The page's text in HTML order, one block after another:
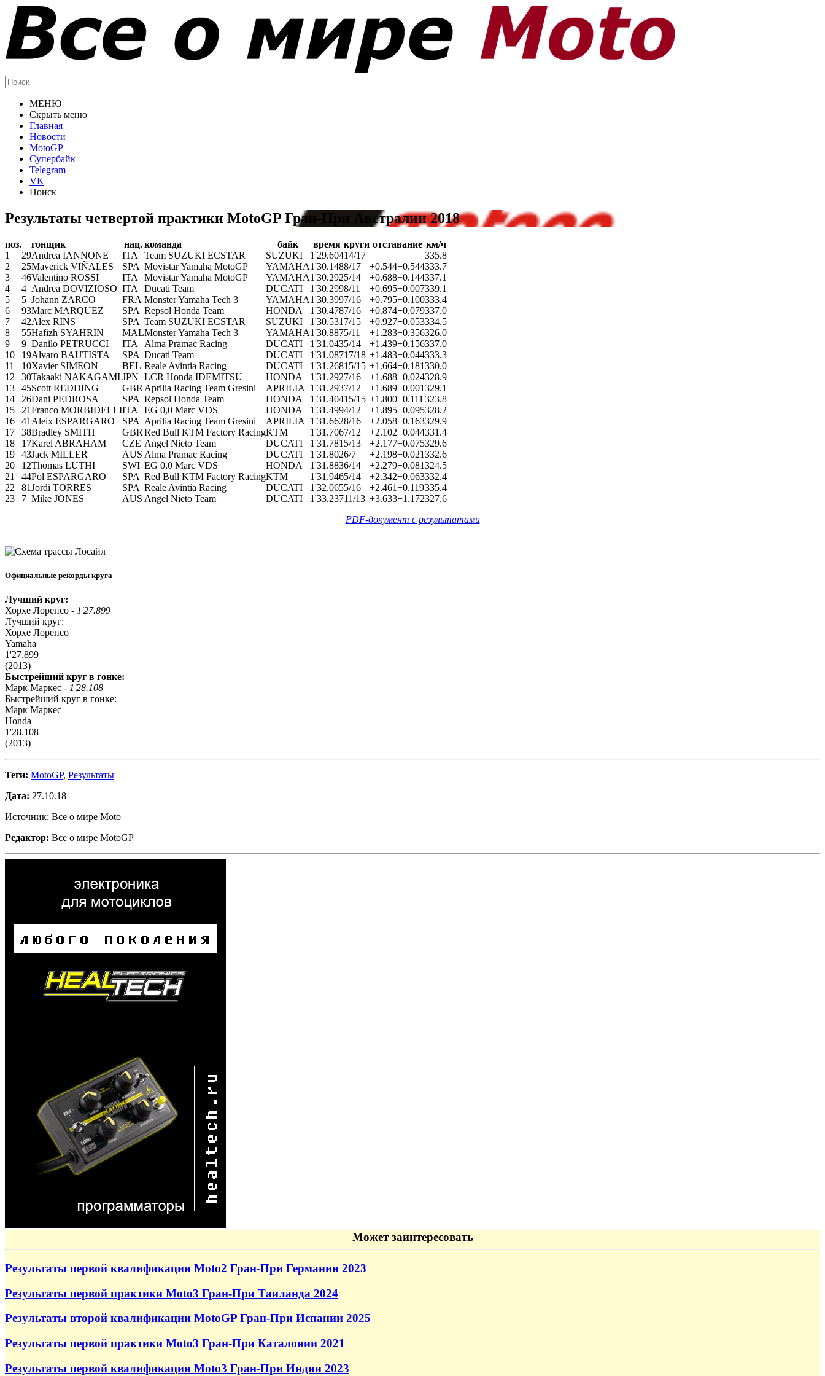
МЕНЮ
Скрыть меню
Главная
Новости
MotoGP
Супербайк
Telegram
VK
Поиск
Результаты четвертой практики MotoGP Гран-При Австралии 2018
поз. гонщик нац.команда байк время круги отставание км/ч
1
29Andrea IANNONE ITA Team SUZUKI ECSTAR SUZUKI 1'29.60414/17
335.8
2
25Maverick VIÑALES SPA Movistar Yamaha MotoGP YAMAHA1'30.1488/17 +0.544+0.544333.7
3
46Valentino ROSSI ITA Movistar Yamaha MotoGP YAMAHA1'30.2925/14 +0.688+0.144337.1
4
4 Andrea DOVIZIOSO ITA Ducati Team DUCATI 1'30.2998/11 +0.695+0.007339.1
5
5 Johann ZARCO FRA Monster Yamaha Tech 3 YAMAHA1'30.3997/16 +0.795+0.100333.4
6
93Marc MARQUEZ SPA Repsol Honda Team HONDA 1'30.4787/16 +0.874+0.079337.0
7
42Alex RINS SPA Team SUZUKI ECSTAR SUZUKI 1'30.531 7/15 +0.927+0.053334.5
8
55Hafizh SYAHRIN MALMonster Yamaha Tech 3 YAMAHA1'30.8875/11 +1.283+0.356326.0
9
9 Danilo PETRUCCI ITA Alma Pramac Racing DUCATI 1'31.0435/14 +1.439+0.156337.0
10
19Alvaro BAUTISTA SPA Ducati Team DUCATI 1'31.08717/18 +1.483+0.044333.3
11
10Xavier SIMEON BEL Reale Avintia Racing DUCATI 1'31.26815/15 +1.664+0.181330.0
12
30Takaaki NAKAGAMIJPN LCR Honda IDEMITSU HONDA 1'31.2927/16 +1.688+0.024328.9
13
45Scott REDDING GBR Aprilia Racing Team Gresini APRILIA 1'31.2937/12 +1.689+0.001329.1
14
26Dani PEDROSA SPA Repsol Honda Team HONDA 1'31.40415/15 +1.800+0.111 323.8
15
21Franco MORBIDELLIITA EG 0,0 Marc VDS HONDA 1'31.4994/12 +1.895+0.095328.2
16
41 Aleix ESPARGARO SPA Aprilia Racing Team Gresini APRILIA 1'31.6628/16 +2.058+0.163329.9
17
38Bradley SMITH GBR Red Bull KTM Factory RacingKTM 1'31.7067/12 +2.102+0.044331.4
18
17Karel ABRAHAM CZE Angel Nieto Team DUCATI 1'31.781 5/13 +2.177+0.075329.6
19
43Jack MILLER AUS Alma Pramac Racing DUCATI 1'31.8026/7 +2.198+0.021332.6
20
12Thomas LUTHI SWI EG 0,0 Marc VDS HONDA 1'31.8836/14 +2.279+0.081324.5
21
44Pol ESPARGARO SPA Red Bull KTM Factory RacingKTM 1'31.9465/14 +2.342+0.063332.4
22
81Jordi TORRES SPA Reale Avintia Racing DUCATI 1'32.0655/16 +2.461+0.119335.4
23
7 Mike JONES AUS Angel Nieto Team DUCATI 1'33.23711/13 +3.633+1.172327.6
PDF-документ с результатами
Официальные рекорды круга
Лучший круг:
Хорхе Лоренсо - 1'27.899
Лучший круг:
Хорхе Лоренсо
Yamaha
1'27.899
(2013)
Быстрейший круг в гонке:
Марк Маркес - 1'28.108
Быстрейший круг в гонке:
Марк Маркес
Honda
1'28.108
(2013)
Теги: MotoGP, Результаты
Дата: 27.10.18
Источник: Все о мире Moto
Редактор: Все о мире MotoGP
Может заинтересовать
Результаты первой квалификации Moto2 Гран-При Германии 2023
Результаты первой практики Moto3 Гран-При Таиланда 2024
Результаты второй квалификации MotoGP Гран-При Испании 2025
Результаты первой практики Moto3 Гран-При Каталонии 2021
Результаты первой квалификации Moto3 Гран-При Индии 2023